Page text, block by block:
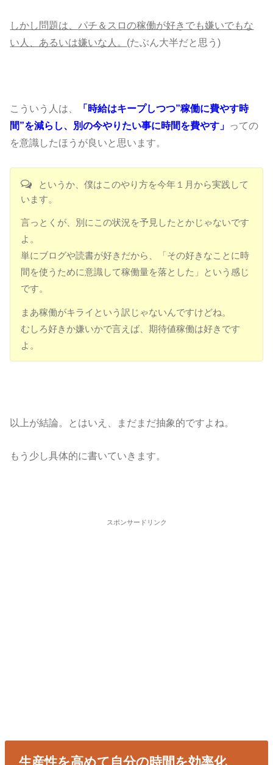
しかし問題は、パチ＆スロの稼働が好きでも嫌いでもな
い人、あるいは嫌いな人。 (たぶん大半だと思う)
こういう人は、
「時給はキープしつつ”稼働に費やす時
間”を減らし、別の今やりたい事に時間を費やす」 っての
を意識したほうが良いと思います。
というか、僕はこのやり方を今年１月から実践して
います。
言っとくが、別にこの状況を予見したとかじゃないです
よ。
単にブログや読書が好きだから、「その好きなことに時
間を使うために意識して稼働量を落とした」という感じ
です。
まあ稼働がキライという訳じゃないんですけどね。
むしろ好きか嫌いかで言えば、期待値稼働は好きです
よ。
以上が結論。とはいえ、まだまだ抽象的ですよね。
もう少し具体的に書いていきます。
スポンサードリンク
生産性を高めて自分の時間を効率化